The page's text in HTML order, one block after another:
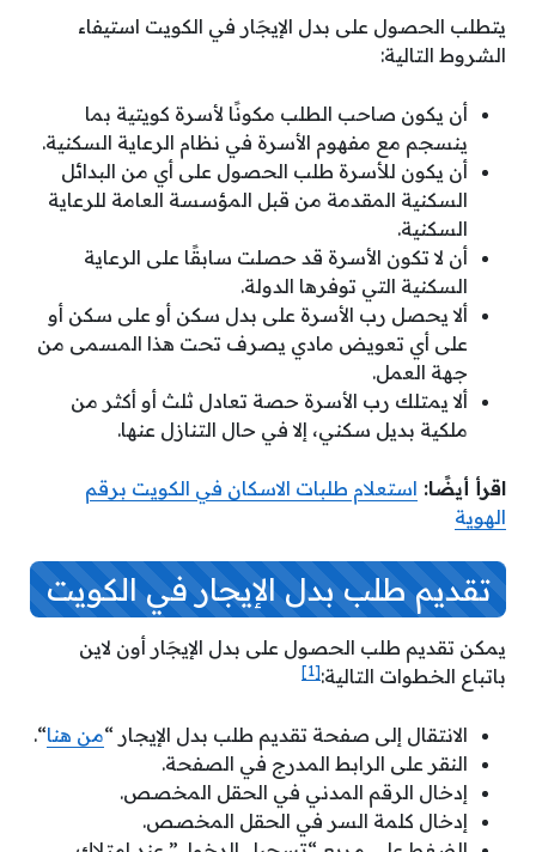
يتطلب الحصول على بدل الإيجَار في الكويت استيفاء
الشروط التالية:
أن يكون صاحب الطلب مكونًا لأسرة كويتية بما
ينسجم مع مفهوم الأسرة في نظام الرعاية السكنية.
أن يكون للأسرة طلب الحصول على أي من البدائل
السكنية المقدمة من قبل المؤسسة العامة للرعاية
السكنية.
أن لا تكون الأسرة قد حصلت سابقًا على الرعاية
السكنية التي توفرها الدولة.
ألا يحصل رب الأسرة على بدل سكن أو على سكن أو
على أي تعويض مادي يصرف تحت هذا المسمى من
جهة العمل.
ألا يمتلك رب الأسرة حصة تعادل ثلث أو أكثر من
ملكية بديل سكني، إلا في حال التنازل عنها.
اقرأ أيضًا: استعلام طلبات الاسكان في الكويت برقم
الهوية
تقديم طلب بدل الإيجار في الكويت
يمكن تقديم طلب الحصول على بدل الإيجَار أون لاين
باتباع الخطوات التالية:[1]
الانتقال إلى صفحة تقديم طلب بدل الإيجار “من هنا“.
النقر على الرابط المدرج في الصفحة.
إدخال الرقم المدني في الحقل المخصص.
إدخال كلمة السر في الحقل المخصص.